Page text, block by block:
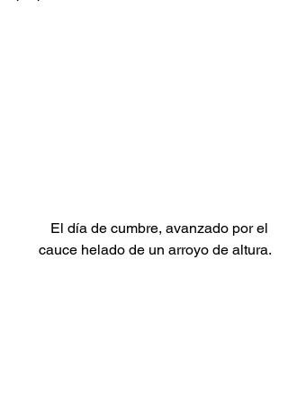
El día de cumbre, avanzado por el
cauce helado de un arroyo de altura.